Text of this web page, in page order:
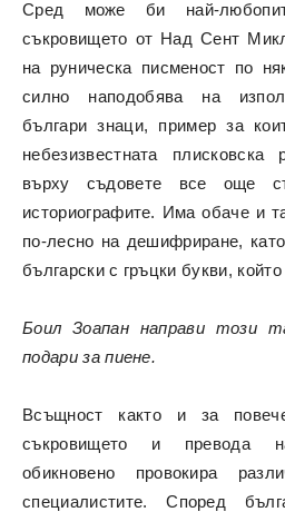
Сред може би най-
съкровището от Над Сент
на руническа писменост по
силно наподобява на
българи знаци, пример за
небезизвестната плисковска
върху съдовете все още
историографите. Има обаче и
по-лесно на дешифриране,
български с гръцки букви,
Боил Зоапан направи този
подари за пиене.
Всъщност както и за
съкровището и превода
обикновено провокира
специалистите. Според